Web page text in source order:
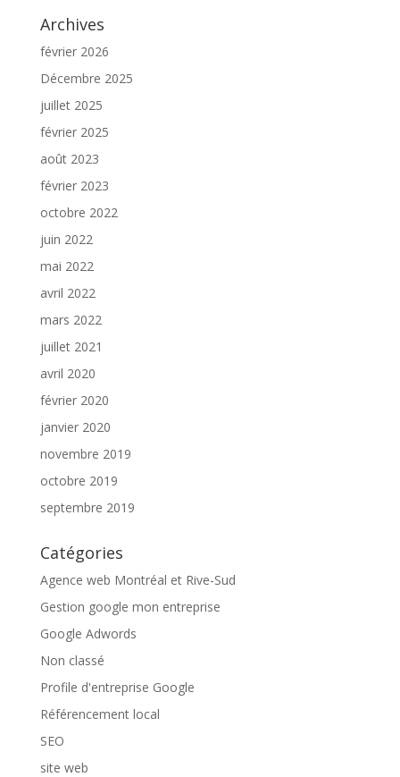
Archives
février 2026
Décembre 2025
juillet 2025
février 2025
août 2023
février 2023
octobre 2022
juin 2022
mai 2022
avril 2022
mars 2022
juillet 2021
avril 2020
février 2020
janvier 2020
novembre 2019
octobre 2019
septembre 2019
Catégories
Agence web Montréal et Rive-Sud
Gestion google mon entreprise
Google Adwords
Non classé
Profile d'entreprise Google
Référencement local
SEO
site web